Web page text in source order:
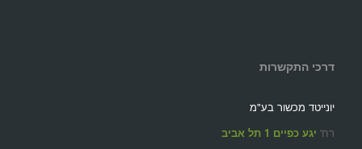
דרכי התקשרות
יונייטד מכשור בע"מ
רח' יגע כפיים 1 תל אביב